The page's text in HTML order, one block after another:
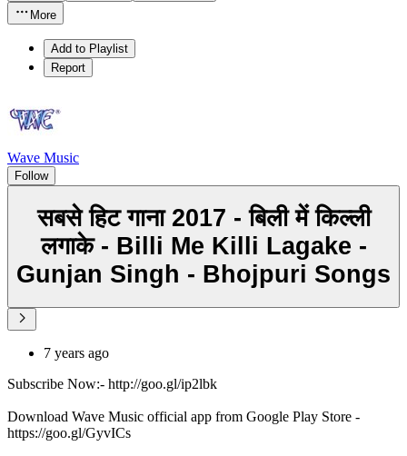
More
Add to Playlist
Report
Wave Music
Follow
सबसे हिट गाना 2017 - बिली में किल्ली
लगाके - Billi Me Killi Lagake -
Gunjan Singh - Bhojpuri Songs
7 years ago
Subscribe Now:- http://goo.gl/ip2lbk
Download Wave Music official app from Google Play Store -
https://goo.gl/GyvICs